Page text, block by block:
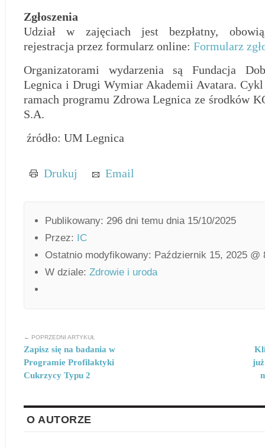
Zgłoszenia
Udział w zajęciach jest bezpłatny,
rejestracja przez formularz online: Formularz
Organizatorami wydarzenia są Fundacja
Legnica i Drugi Wymiar Akademii Avatara.
ramach programu Zdrowa Legnica ze środków
S.A.
źródło: UM Legnica
Drukuj Email
Publikowany: 296 dni temu dnia 15/10/2025
Przez: IC
Ostatnio modyfikowany: Październik 15, 2025 @
W dziale: Zdrowie i uroda
← POPRZEDNI ARTYKUŁ
Zapisz się na badania w
Programie Profilaktyki
Cukrzycy Typu 2
O AUTORZE